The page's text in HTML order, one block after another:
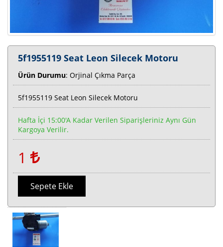
5f1955119 Seat Leon Silecek Motoru
Ürün Durumu: Orjinal Çıkma Parça
5f1955119 Seat Leon Silecek Motoru
Hafta İçi 15:00'a Kadar Verilen Siparişleriniz Aynı Gün
Kargoya Verilir.
1
Sepete Ekle